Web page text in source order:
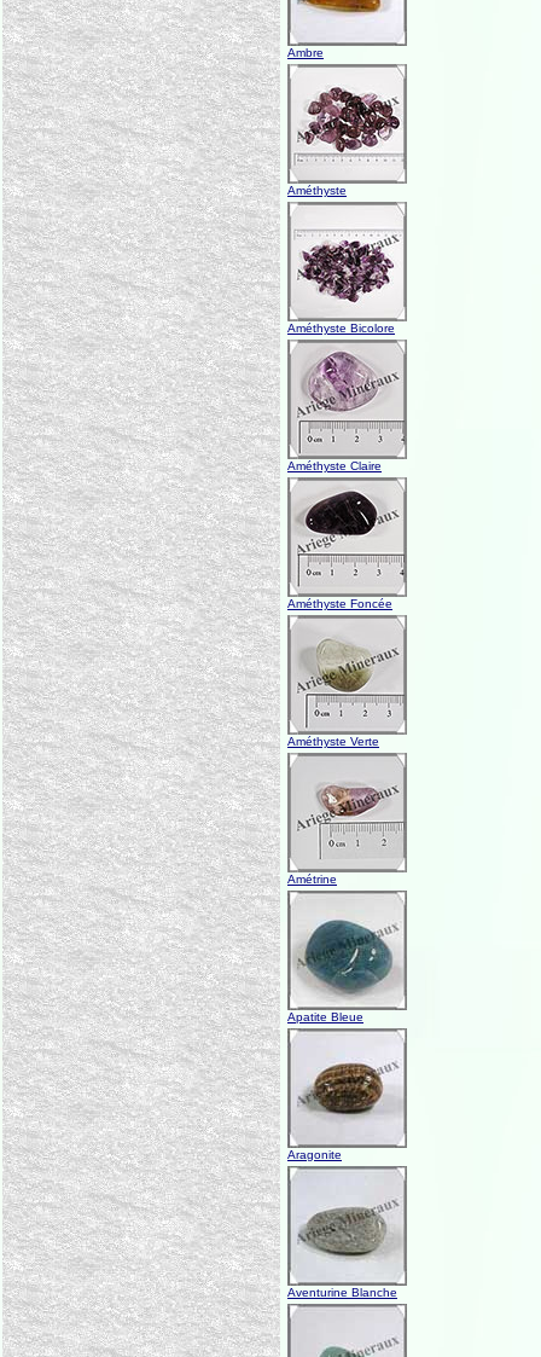
Ambre
Améthyste
Améthyste Bicolore
Améthyste Claire
Améthyste Foncée
Améthyste Verte
Amétrine
Apatite Bleue
Aragonite
Aventurine Blanche